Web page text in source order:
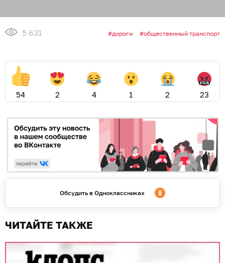
5 631 дороги общественный транспорт
54 2 4 1 2 23
Обсудить в Одноклассниках
ЧИТАЙТЕ ТАКЖЕ